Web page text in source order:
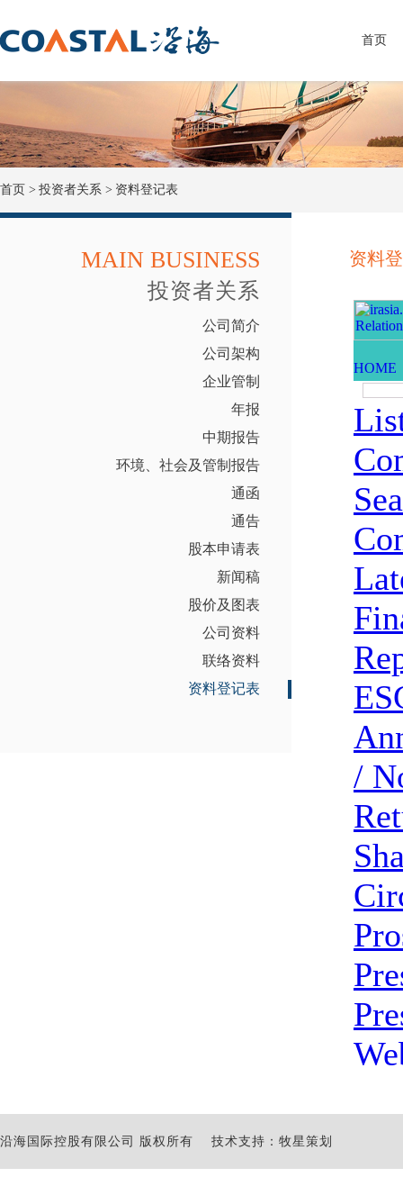
首页
首页 > 投资者关系 > 资料登记表
MAIN BUSINESS
投资者关系
公司简介
公司架构
企业管制
年报
中期报告
环境、社会及管制报告
通函
通告
股本申请表
新闻稿
股价及图表
公司资料
联络资料
资料登记表
资料
沿海国际控股有限公司 版权所有 技术支持：牧星策划